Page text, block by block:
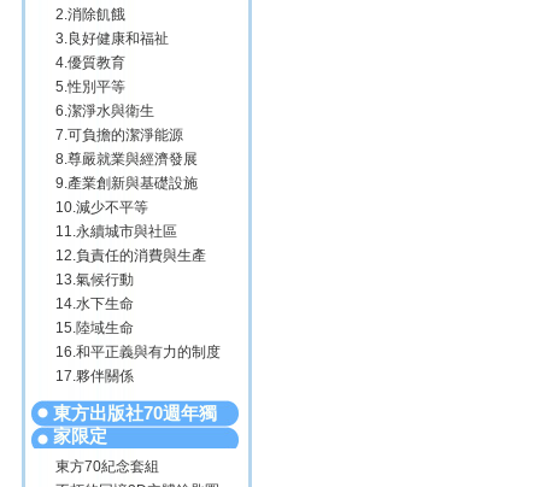
2.消除飢餓
3.良好健康和福祉
4.優質教育
5.性別平等
6.潔淨水與衛生
7.可負擔的潔淨能源
8.尊嚴就業與經濟發展
9.產業創新與基礎設施
10.減少不平等
11.永續城市與社區
12.負責任的消費與生產
13.氣候行動
14.水下生命
15.陸域生命
16.和平正義與有力的制度
17.夥伴關係
東方出版社70週年獨
家限定
東方70紀念套組